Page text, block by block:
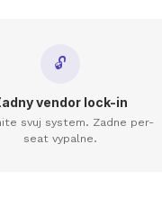
🔓
vendor lock-in
svuj system. Zadne per-
seat vypalne.